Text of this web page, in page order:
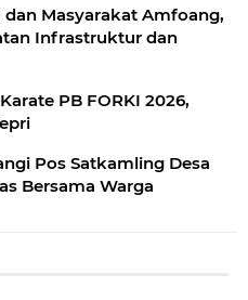
dan Masyarakat Amfoang,
Infrastruktur dan
PB FORKI 2026,
Pos Satkamling Desa
Bersama Warga